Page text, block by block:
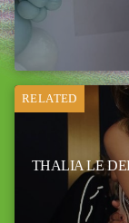
RELATED
THALIA LE